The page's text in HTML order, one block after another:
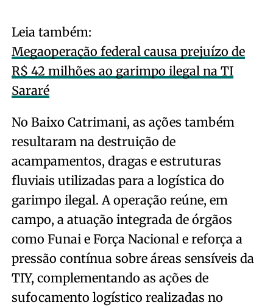
Leia também:
Megaoperação federal causa prejuízo de
R$ 42 milhões ao garimpo ilegal na TI
Sararé
No Baixo Catrimani, as ações também
resultaram na destruição de
acampamentos, dragas e estruturas
fluviais utilizadas para a logística do
garimpo ilegal. A operação reúne, em
campo, a atuação integrada de órgãos
como Funai e Força Nacional e reforça a
pressão contínua sobre áreas sensíveis da
TIY, complementando as ações de
sufocamento logístico realizadas no